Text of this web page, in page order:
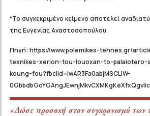
*Το συγκεκριμένο κείμενο αποτελεί
της Ευγενίας Αναστασοπούλου.
Πηγή: https://www.polemikes-tehnes.gr/
texnikes-xerion-tou-louoxan-to-
koung-fou?fbclid=IwAR3Fa0abjMSCLIW-
«Δώσε προσοχή στον συγχρονισμό των